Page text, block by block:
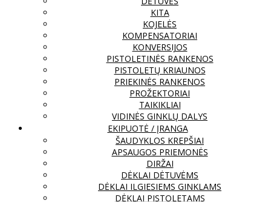
KITA
KOJELĖS
KOMPENSATORIAI
KONVERSIJOS
PISTOLETINĖS RANKENOS
PISTOLETŲ KRIAUNOS
PRIEKINĖS RANKENOS
PROŽEKTORIAI
TAIKIKLIAI
VIDINĖS GINKLŲ DALYS
EKIPUOTĖ / ĮRANGA
ŠAUDYKLOS KREPŠIAI
APSAUGOS PRIEMONĖS
DIRŽAI
DĖKLAI DĖTUVĖMS
DĖKLAI ILGIESIEMS GINKLAMS
DĖKLAI PISTOLETAMS